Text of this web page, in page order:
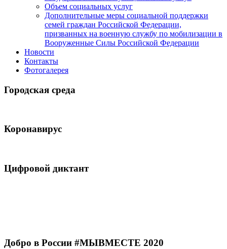
Объем социальных услуг
Дополнительные меры социальной поддержки
семей граждан Российской Федерации,
призванных на военную службу по мобилизации в
Вооруженные Силы Российской Федерации
Новости
Контакты
Фотогалерея
Городская среда
Коронавирус
Цифровой диктант
Добро в России #МЫВМЕСТЕ 2020